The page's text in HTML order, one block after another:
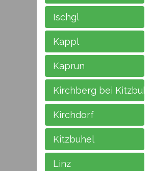
Ischgl
Kappl
Kaprun
Kirchberg bei Kitzbuhel
Kirchdorf
Kitzbuhel
Linz